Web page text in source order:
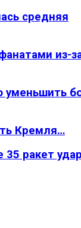
средняя
из-
уменьшить
Кремля…
35 ракет